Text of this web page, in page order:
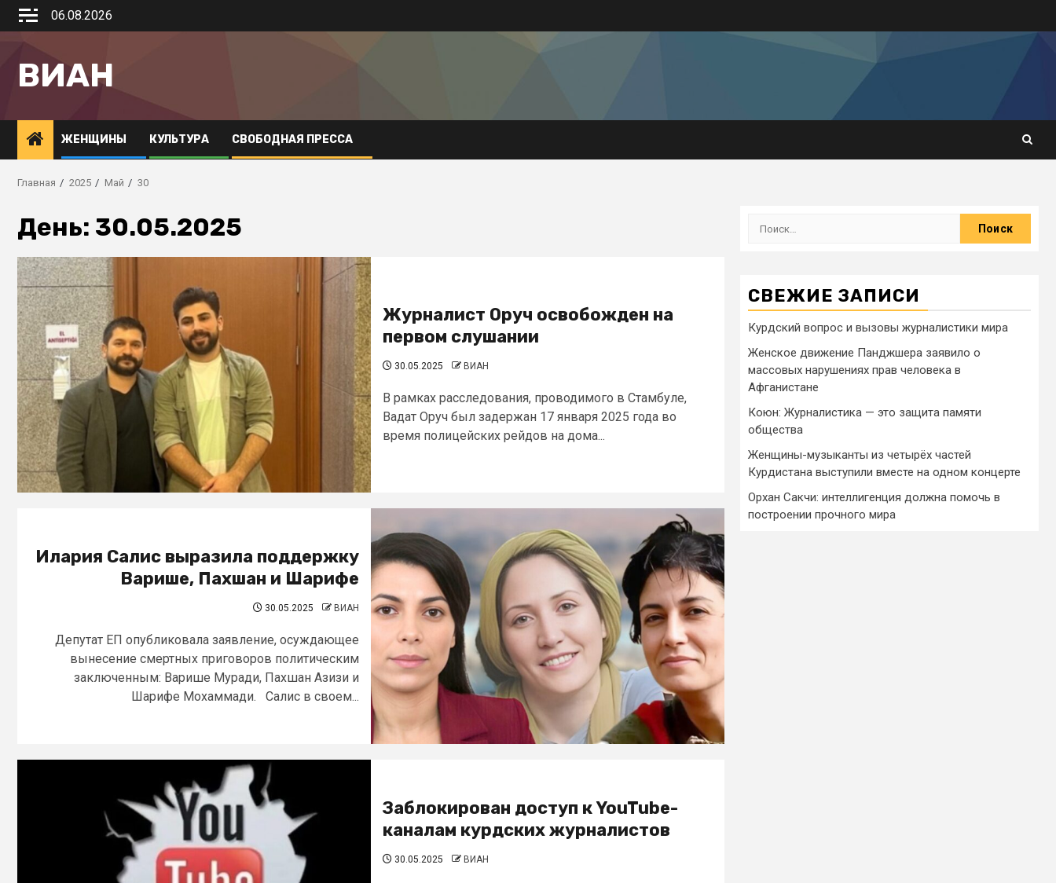
06.08.2026
ВИАН
ЖЕНЩИНЫ КУЛЬТУРА СВОБОДНАЯ ПРЕССА
Главная 2025 Май 30
День: 30.05.2025
Журналист Оруч освобожден на
первом слушании
30.05.2025 ВИАН
В рамках расследования, проводимого в Стамбуле,
Вадат Оруч был задержан 17 января 2025 года во
время полицейских рейдов на дома...
Илария Салис выразила поддержку
Варише, Пахшан и Шарифе
30.05.2025 ВИАН
Депутат ЕП опубликовала заявление, осуждающее
вынесение смертных приговоров политическим
заключенным: Варише Муради, Пахшан Азизи и
Шарифе Мохаммади. Салис в своем...
Заблокирован доступ к YouTube-
каналам курдских журналистов
30.05.2025 ВИАН
СВЕЖИЕ ЗАПИСИ
Курдский вопрос и вызовы журналистики мира
Женское движение Панджшера заявило о
массовых нарушениях прав человека в
Афганистане
Коюн: Журналистика — это защита памяти
общества
Женщины-музыканты из четырёх частей
Курдистана выступили вместе на одном концерте
Орхан Сакчи: интеллигенция должна помочь в
построении прочного мира